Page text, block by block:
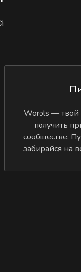
Worols — твой
получить
сообществе.
забирайся на